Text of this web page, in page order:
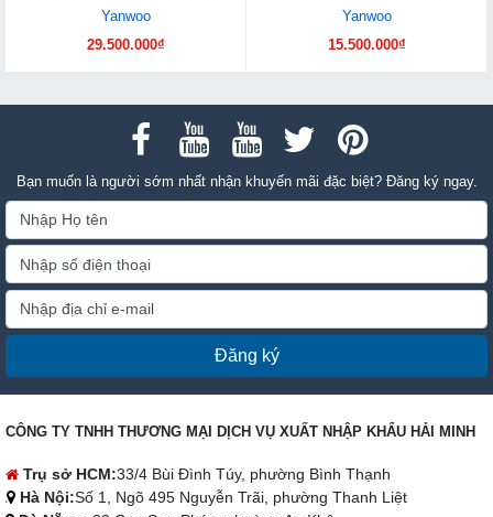
Yanwoo
29.500.000₫
Yanwoo
15.500.000₫
Bạn muốn là người sớm nhất nhận khuyến mãi đặc biệt? Đăng ký ngay.
Đăng ký
CÔNG TY TNHH THƯƠNG MẠI DỊCH VỤ XUẤT NHẬP KHẨU HẢI MINH
Trụ sở HCM:33/4 Bùi Đình Túy, phường Bình Thạnh
Hà Nội:Số 1, Ngõ 495 Nguyễn Trãi, phường Thanh Liệt